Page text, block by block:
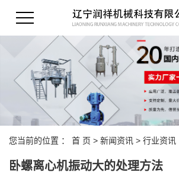
您当前的位置 ： 首 页 > 新闻资讯 > 行业资讯
卧螺离心机振动大的处理方法